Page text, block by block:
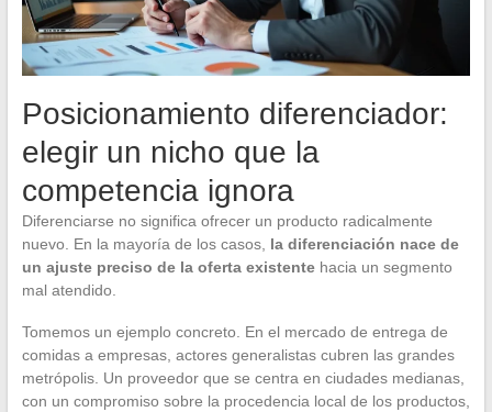
Posicionamiento diferenciador:
elegir un nicho que la
competencia ignora
Diferenciarse no significa ofrecer un producto radicalmente
nuevo. En la mayoría de los casos, la diferenciación nace de
un ajuste preciso de la oferta existentehacia un segmento
mal atendido.
Tomemos un ejemplo concreto. En el mercado de entrega de
comidas a empresas, actores generalistas cubren las grandes
metrópolis. Un proveedor que se centra en ciudades medianas,
con un compromiso sobre la procedencia local de los productos,